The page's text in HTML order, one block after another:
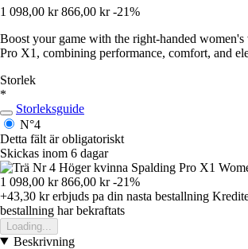
1 098,00 kr 866,00 kr -21%
Boost your game with the right-handed
Pro X1, combining performance, comfort, and
Storlek
*
Storleksguide
N°4
Detta fält är obligatoriskt
Skickas inom 6 dagar
1 098,00 kr 866,00 kr -21%
+43,30 krerbjuds pa din nasta bestallning
bestallning har bekraftats
Loading...
Beskrivning